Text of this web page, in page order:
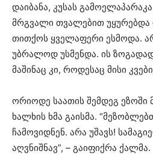
დაიბანა, კუსას
მრგვალი თვალებით უყურებდა
თითქოს ყველაფერი ესმოდა.
უბრალოდ უსმენდა. ის
მაშინაც კი, როდესაც მისი
ორიოდე საათის შემდეგ ეზოში
ხალხის ხმა გაისმა.
ჩამოვიდნენ. არა უშავს!
აღვნიშნავ”, – გაიფიქრა